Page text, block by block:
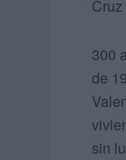
300
de
sin